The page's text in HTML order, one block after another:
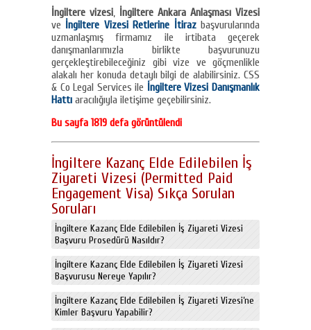
İngiltere vizesi, İngiltere Ankara Anlaşması Vizesi
ve İngiltere Vizesi Retlerine İtirazbaşvurularında
uzmanlaşmış firmamız ile irtibata geçerek
danışmanlarımızla birlikte başvurunuzu
gerçekleştirebileceğiniz gibi vize ve göçmenlikle
alakalı her konuda detaylı bilgi de alabilirsiniz. CSS
& Co Legal Services ile İngiltere Vizesi Danışmanlık
Hattı aracılığıyla iletişime geçebilirsiniz.
Bu sayfa 1819 defa görüntülendi
İngiltere Kazanç Elde Edilebilen İş
Ziyareti Vizesi (Permitted Paid
Engagement Visa) Sıkça Sorulan
Soruları
İngiltere Kazanç Elde Edilebilen İş Ziyareti Vizesi
Başvuru Prosedürü Nasıldır?
İngiltere Kazanç Elde Edilebilen İş Ziyareti Vizesi
Başvurusu Nereye Yapılır?
İngiltere Kazanç Elde Edilebilen İş Ziyareti Vizesi’ne
Kimler Başvuru Yapabilir?